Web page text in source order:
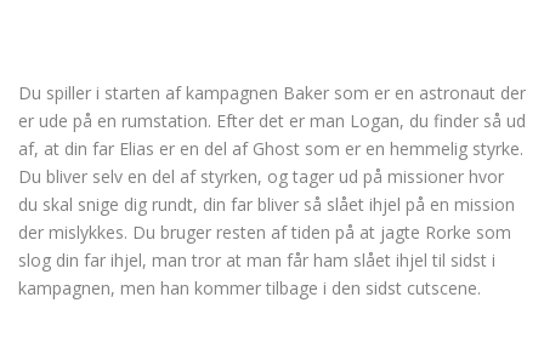
Du spiller i starten af kampagnen Baker som er en astronaut der
er ude på en rumstation. Efter det er man Logan, du finder så ud
af, at din far Elias er en del af Ghost som er en hemmelig styrke.
Du bliver selv en del af styrken, og tager ud på missioner hvor
du skal snige dig rundt, din far bliver så slået ihjel på en mission
der mislykkes. Du bruger resten af tiden på at jagte Rorke som
slog din far ihjel, man tror at man får ham slået ihjel til sidst i
kampagnen, men han kommer tilbage i den sidst cutscene.